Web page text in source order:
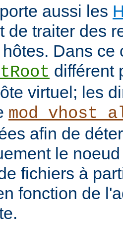
aussi les
de traiter des
Dans ce
différent
virtuel; les
afin de
le
fichiers à
fonction de